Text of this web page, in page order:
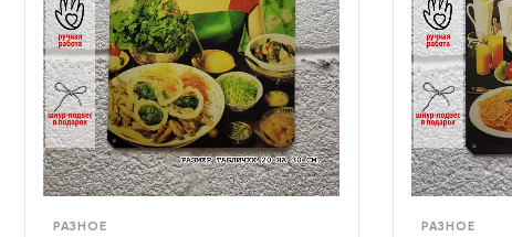
РАЗНОЕ РАЗНОЕ